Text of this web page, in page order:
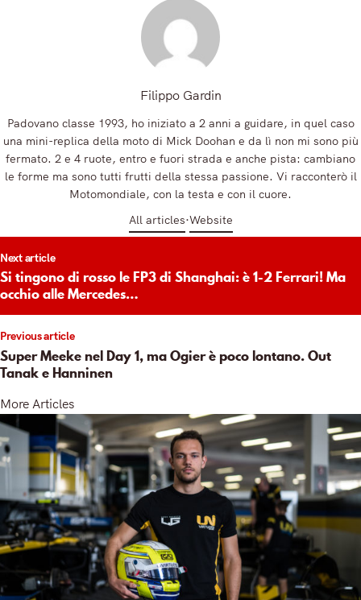
Filippo Gardin
Padovano classe 1993, ho iniziato a 2 anni a guidare, in quel caso
una mini-replica della moto di Mick Doohan e da lì non mi sono più
fermato. 2 e 4 ruote, entro e fuori strada e anche pista: cambiano
le forme ma sono tutti frutti della stessa passione. Vi racconterò il
Motomondiale, con la testa e con il cuore.
All articles Website
Previous article
Super Meeke nel Day 1, ma Ogier è poco lontano. Out
Tanak e Hanninen
Next article
Si tingono di rosso le FP3 di Shanghai: è 1-2 Ferrari! Ma
occhio alle Mercedes…
More Articles